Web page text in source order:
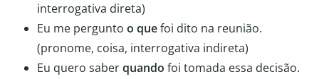
interrogativa direta)
Eu me pergunto o quefoi dito na reunião.
(pronome, coisa, interrogativa indireta)
Eu quero saberquando foi tomada essa decisão.